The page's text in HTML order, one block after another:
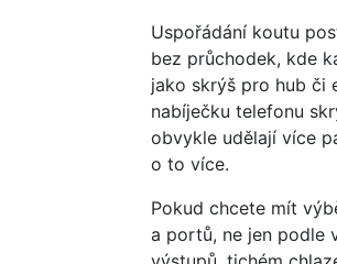
Uspořádání koutu
bez průchodek, kde
jako skrýš pro hub či
nabíječku telefonu
obvykle udělají více
o to více.
Pokud chcete mít
a portů, ne jen podle